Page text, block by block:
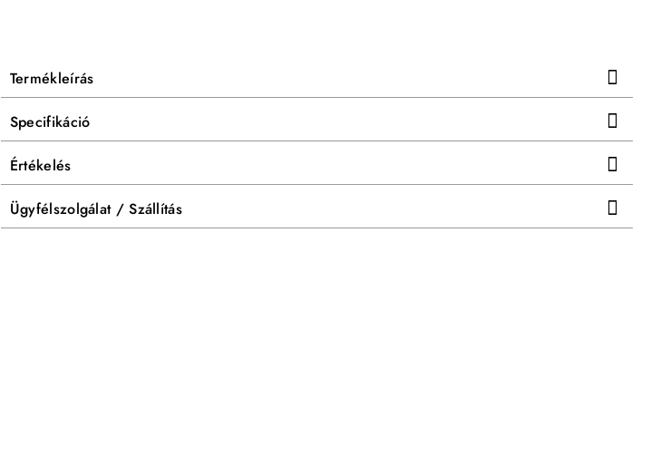
Termékleírás
Specifikáció
Értékelés
Ügyfélszolgálat / Szállítás